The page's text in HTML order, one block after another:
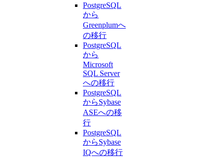
PostgreSQL
から
Greenplumへ
の移行
PostgreSQL
から
Microsoft
SQL Server
への移行
PostgreSQL
からSybase
ASEへの移
行
PostgreSQL
からSybase
IQへの移行